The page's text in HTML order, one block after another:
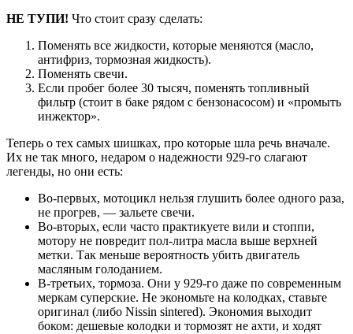
НЕ ТУПИ! Что стоит сразу сделать:
Поменять все жидкости, которые меняются (масло,
антифриз, тормозная жидкость).
Поменять свечи.
Если пробег более 30 тысяч, поменять топливный
фильтр (стоит в баке рядом с бензонасосом) и «промыть
инжектор».
Теперь о тех самых шишках, про которые шла речь вначале.
Их не так много, недаром о надежности 929‑го слагают
легенды, но они есть:
Во‑первых, мотоцикл нельзя глушить более одного раза,
не прогрев, — зальете свечи.
Во‑вторых, если часто практикуете вили и стоппи,
мотору не повредит пол‑литра масла выше верхней
метки. Так меньше вероятность убить двигатель
масляным голоданием.
В‑третьих, тормоза. Они у 929‑го даже по современным
меркам суперские. Не экономьте на колодках, ставьте
оригинал (либо Nissin sintered). Экономия выходит
боком: дешевые колодки и тормозят не ахти, и ходят